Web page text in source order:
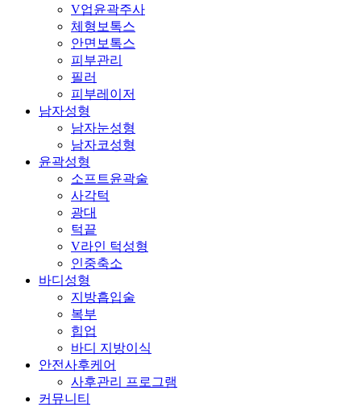
V업윤곽주사
체형보톡스
안면보톡스
피부관리
필러
피부레이저
남자성형
남자눈성형
남자코성형
윤곽성형
소프트윤곽술
사각턱
광대
턱끝
V라인 턱성형
인중축소
바디성형
지방흡입술
복부
힙업
바디 지방이식
안전사후케어
사후관리 프로그램
커뮤니티